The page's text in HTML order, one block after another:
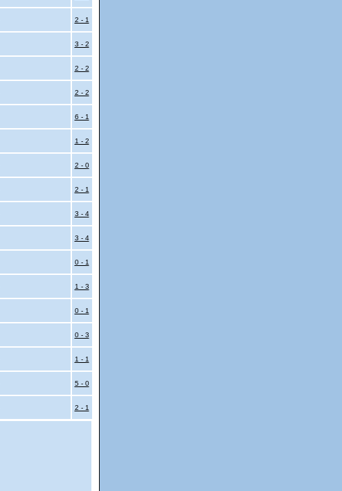
2 - 1
3 - 2
2 - 2
2 - 2
6 - 1
1 - 2
2 - 0
2 - 1
3 - 4
3 - 4
0 - 1
1 - 3
0 - 1
0 - 3
1 - 1
5 - 0
2 - 1